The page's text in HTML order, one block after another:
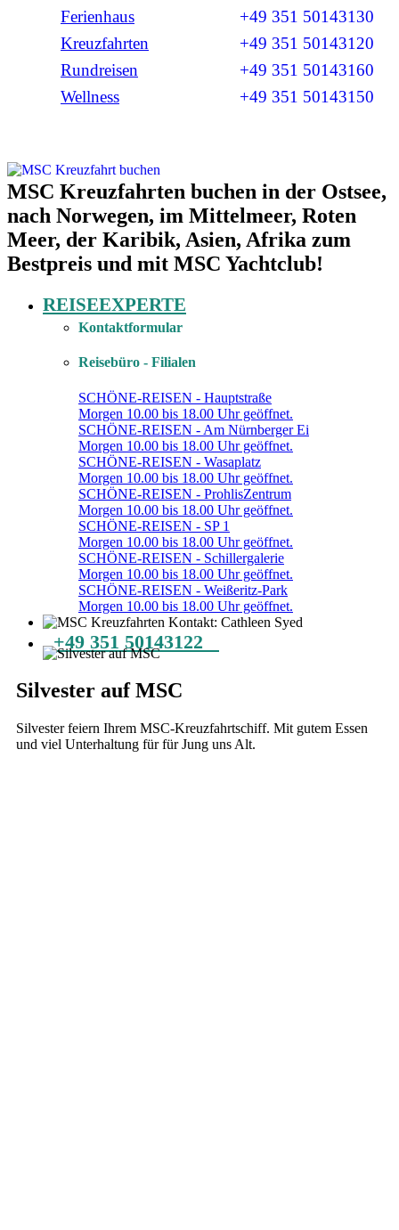
Ferienhaus
+49 351 50143130
Kreuzfahrten
+49 351 50143120
Rundreisen
+49 351 50143160
Wellness
+49 351 50143150
MSC Kreuzfahrten zum Bestpreis
MSC Kreuzfahrten buchen in der Ostsee,
nach Norwegen, im Mittelmeer, Roten
Meer, der Karibik, Asien, Afrika zum
Bestpreis und mit MSC Yachtclub!
REISEEXPERTE
Kontaktformular
Reisebüro - Filialen
SCHÖNE-REISEN - Hauptstraße
Morgen 10.00 bis 18.00 Uhr geöffnet.
SCHÖNE-REISEN - Am Nürnberger Ei
Morgen 10.00 bis 18.00 Uhr geöffnet.
SCHÖNE-REISEN - Wasaplatz
Morgen 10.00 bis 18.00 Uhr geöffnet.
SCHÖNE-REISEN - ProhlisZentrum
Morgen 10.00 bis 18.00 Uhr geöffnet.
SCHÖNE-REISEN - SP 1
Morgen 10.00 bis 18.00 Uhr geöffnet.
SCHÖNE-REISEN - Schillergalerie
Morgen 10.00 bis 18.00 Uhr geöffnet.
SCHÖNE-REISEN - Weißeritz-Park
Morgen 10.00 bis 18.00 Uhr geöffnet.
+49 351 50143122
Silvester auf MSC
Silvester feiern Ihrem MSC-Kreuzfahrtschiff. Mit gutem Essen
und viel Unterhaltung für für Jung uns Alt.